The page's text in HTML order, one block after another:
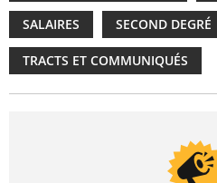
SALAIRES SECOND DEGRÉ
TRACTS ET COMMUNIQUÉS